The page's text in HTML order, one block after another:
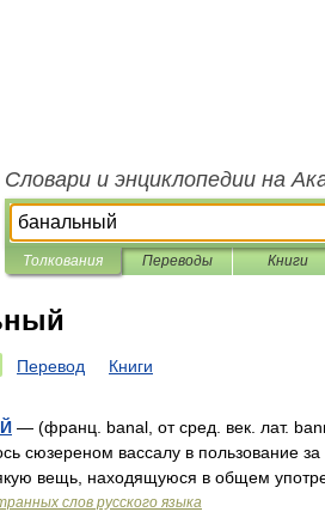
Словари и энциклопедии на
Толкования Переводы Книги
Перевод Книги
— (франц. banal, от сред. век. лат.
сюзереном вассалу в пользование
вещь, находящуюся в общем
слов русского языка